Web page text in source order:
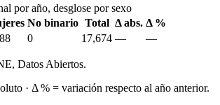
por año, desglose por sexo
No binario Total Δ abs. Δ %
0 17,674 — —
Datos Abiertos.
· Δ % = variación respecto al año anterior.